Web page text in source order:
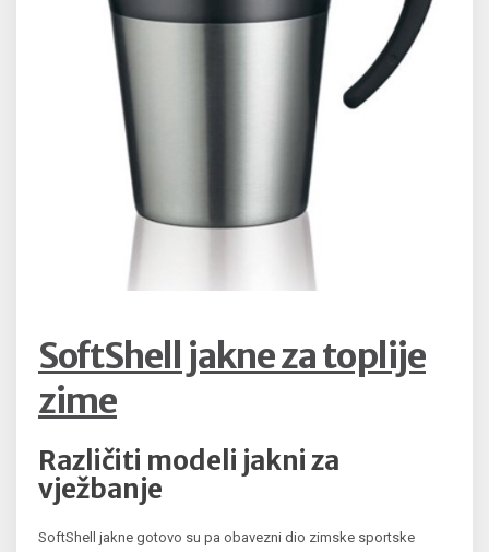
SoftShell jakne za toplije
zime
Različiti modeli jakni za
vježbanje
SoftShell jakne gotovo su pa obavezni dio zimske sportske